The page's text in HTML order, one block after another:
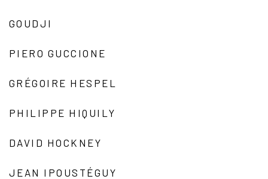
GOUDJI
PIERO GUCCIONE
GRÉGOIRE HESPEL
PHILIPPE HIQUILY
DAVID HOCKNEY
JEAN IPOUSTÉGUY